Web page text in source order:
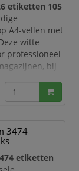
etiketten 105
A4-vellen met
witte
professioneel
bij
etiketten
voor
3474
etiketten